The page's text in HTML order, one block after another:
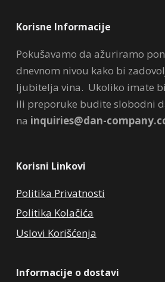
Korisne Informacije
Pokušavamo da ažuriramo
dnevnom nivou kako bi
ljubitelja vina. Ukoliko imate
ili preporuke budite slobodni
na inquiries@dan-
Korisni Linkovi
Politika Privatnosti
Politika Kolačića
Uslovi Korišćenja
Informacije o dostavi